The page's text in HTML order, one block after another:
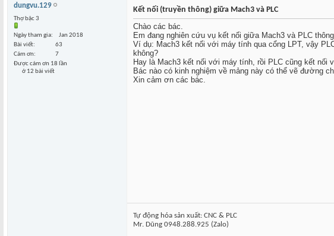
dungvu.129
Thợ bậc 3
Ngày tham gia
Jan 2018
Bài viết
63
Cám ơn
7
Được cám ơn 18 lần
ở 12 bài viết
Kết nối (truyền thông) giữa Mach3 và PLC
Chào các bác.
Em đang nghiên cứu vụ kết nối giữa Mach3 và PLC
Ví dụ: Mach3 kết nối với máy tính qua cổng LPT, vậy
không?
Hay là Mach3 kết nối với máy tính, rồi PLC cũng kết nối
Bác nào có kinh nghiệm về mảng này có thể vẽ đường
Xin cảm ơn các bác.
Tự động hóa sản xuất: CNC & PLC
Mr. Dũng 0948.288.925 (Zalo)